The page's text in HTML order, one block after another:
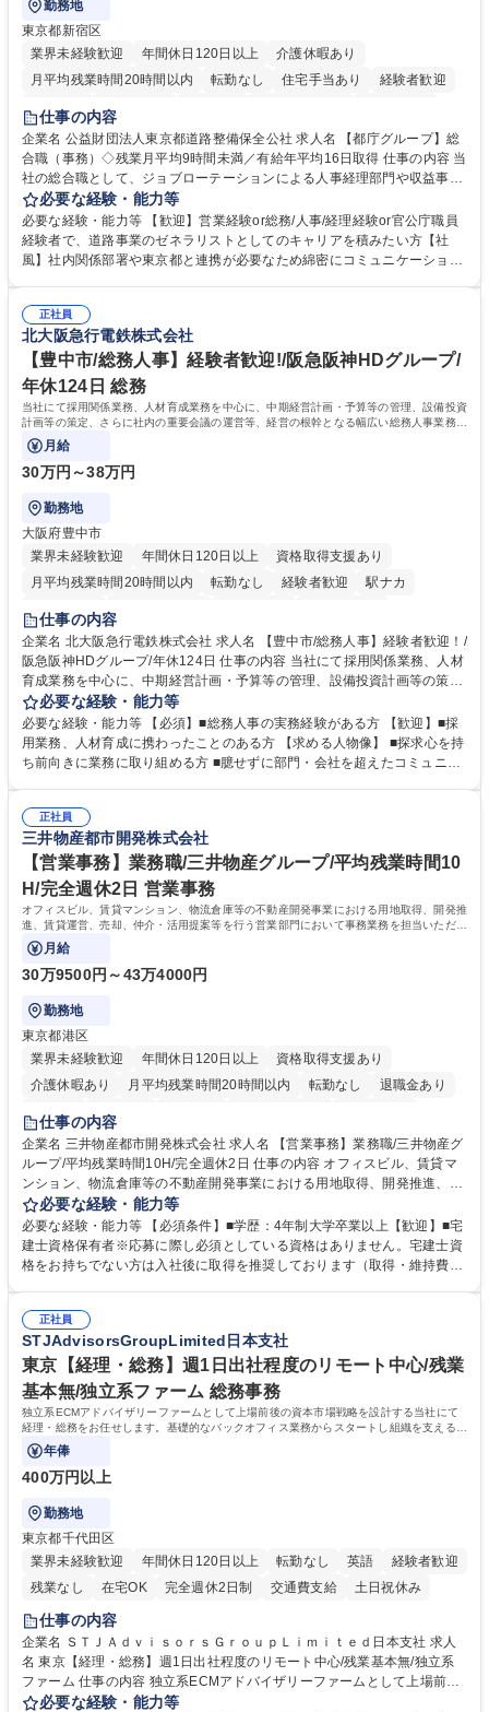
勤務地
東京都新宿区
業界未経験歓迎
年間休日120日以上
介護休暇あり
月平均残業時間20時間以内
転勤なし 住宅手当あり
経験者歓迎
研修あり
退職金あり
駅近5分以内
資格取得手当あり 食事補助あり
仕事の内容
企業名 公益財団法人東京都道路整備保全公社 求人名 【都庁グループ】総
合職（事務）◇残業月平均9時間未満／有給年平均16日取得 仕事の内容 当
社の総合職として、ジョブローテーションによる人事経理部門や収益事業
等のフロント部門の部署等幅広い部署での業務をお任せいたします。研修
制度やキャリア支援が充実しております！ ※下記業務詳細 【業務詳細】■
管理部門：広報、人事、経理など当公社の運営に係る管理業務 ■収益部
門：駐車場の新規開拓、管理運営、新宿駅西口広場の「イベントコーナ
道路施設や道路工事現場の見学ツアー事業 ※入社後は上記いずれかの部門
へ配属。※業務内容変更の範囲：会社の定める業務 募集職種 【都庁グル
ープ】総合職（事務）◇残業月平均9時間未満／有給年平均16日取得
必要な経験・能力等
必要な経験・能力等 【歓迎】営業経験or総務/人事/経理経験or官公庁職員
経験者で、道路事業のゼネラリストとしてのキャリアを積みたい方【社
風】社内関係部署や東京都と連携が必要なため綿密にコミュニケーション
部門など多岐に渡る業務を経験できます。 ■様々なプロジェクト：駐車場
事業の他、新宿駅西口広場内に設置された照明を兼ねた広告「ブライトサ
イン」の管理運営を行うなど、事業収益を生み出す活動を積極的に行って
います。 学歴・資格 学歴：大学院 大学 高専 短大 専修学校 高校 語学力：
資格：
正社員
北大阪急行電鉄株式会社
【豊中市/総務人事】経験者歓迎!/阪急阪神HDグループ/
年休124日 総務
当社にて採用関係業務、人材育成業務を中心に、中期経営計画・予算等の管理、設備投資
計画等の策定、さらに社内の重要会議の運営等、経営の根幹となる幅広い総務人事業務全
般を担当していただきます。
月給
30万円～38万円
勤務地
大阪府豊中市
業界未経験歓迎
年間休日120日以上
資格取得支援あり
月平均残業時間20時間以内
転勤なし 経験者歓迎
駅ナカ
退職金あり
土日祝休み
服装自由 昼食補助あり 食事補助あり
仕事の内容
企業名 北大阪急行電鉄株式会社 求人名 【豊中市/総務人事】経験者歓迎！/
阪急阪神HDグループ/年休124日 仕事の内容 当社にて採用関係業務、人材
育成業務を中心に、中期経営計画・予算等の管理、設備投資計画等の策
定、さらに社内の重要会議の運営等、経営の根幹となる幅広い総務人事業
務全般を担当していただきます。 【主な業務内容】 ■採用関係業務および
人材育成(社員研修)業務の推進 ■中期経営計画および予算等の管理 ■設備
投資計画等の策定 ■社内の重要会議の運営 ■その他総務人事業務全般 【入
務人事】経験者歓迎！/阪急阪神HDグループ/年休124日
必要な経験・能力等
必要な経験・能力等 【必須】■総務人事の実務経験がある方 【歓迎】■採
用業務、人材育成に携わったことのある方 【求める人物像】 ■探求心を持
ち前向きに業務に取り組める方 ■臆せずに部門・会社を超えたコミュニケ
囲のメンバーと協調しつつ主体性を持って能動的に業務を推進できる方 学
歴・資格 学歴：大学院 大学 高専 短大 専修学校 高校 語学力： 資格：
正社員
三井物産都市開発株式会社
【営業事務】業務職/三井物産グループ/平均残業時間10
H/完全週休2日 営業事務
オフィスビル、賃貸マンション、物流倉庫等の不動産開発事業における用地取得、開発推
進、賃貸運営、売却、仲介・活用提案等を行う営業部門において事務業務を担当いただき
ます。
月給
30万9500円～43万4000円
勤務地
東京都港区
業界未経験歓迎
年間休日120日以上
資格取得支援あり
介護休暇あり
月平均残業時間20時間以内 転勤なし
退職金あり
在宅OK
賞与あり
駅近5分以内
土日祝休み 寮・社宅あり
仕事の内容
企業名 三井物産都市開発株式会社 求人名 【営業事務】業務職/三井物産グ
ループ/平均残業時間10H/完全週休2日 仕事の内容 オフィスビル、賃貸マ
ンション、物流倉庫等の不動産開発事業における用地取得、開発推進、賃
貸運営、売却、仲介・活用提案等を行う営業部門において事務業務を担当
いただきます。 【詳細】・契約書管理、契約書製本、捺印対応、ファイリ
ング、登記簿取得、調書取得・支払業務（各種費用支払、支払管理、請
求・支払データ登録、取引先マスター申請対応）・予算作成及び予実管
の他に担当頂く業務が発生する場合があります。 募集職種 【営業事務】
業務職/三井物産グループ/平均残業時間10H/完全週休2日
必要な経験・能力等
必要な経験・能力等 【必須条件】■学歴：4年制大学卒業以上【歓迎】■宅
建士資格保有者※応募に際し必須としている資格はありません。宅建士資
格をお持ちでない方は入社後に取得を推奨しております（取得・維持費用
ション力がある方。 ・チャレンジを厭わず、粘り強く業務に取り組める
方。多様な関係者と謙虚に信頼関係を構築でき、期限を意識したスケジュ
ール管理が出来る方。※将来的に他部署（営業部門、コーポレート部門）
へのジョブローテーションの可能性があります。 学歴・資格 学歴：大学
院 大学 語学力： 資格：宅地建物取引士
正社員
STJAdvisorsGroupLimited日本支社
東京【経理・総務】週1日出社程度のリモート中心/残業
基本無/独立系ファーム 総務事務
独立系ECMアドバイザリーファームとして上場前後の資本市場戦略を設計する当社にて
経理・総務をお任せします。基礎的なバックオフィス業務からスタートし組織を支える専
任担当として広く活躍できる環境です。
年俸
400万円以上
勤務地
東京都千代田区
業界未経験歓迎
年間休日120日以上 転勤なし 英語
経験者歓迎
残業なし
在宅OK 完全週休2日制 交通費支給 土日祝休み
仕事の内容
企業名 ＳＴＪＡｄｖｉｓｏｒｓＧｒｏｕｐＬｉｍｉｔｅｄ日本支社 求人
名 東京【経理・総務】週1日出社程度のリモート中心/残業基本無/独立系
ファーム 仕事の内容 独立系ECMアドバイザリーファームとして上場前後
の資本市場戦略を設計する当社にて経理・総務をお任せします。基礎的な
必要な経験・能力等